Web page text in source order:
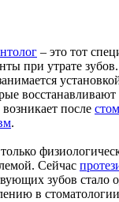
– это тот
при утрате
восстанавливают
после
.
Сейчас
зубов стало
в